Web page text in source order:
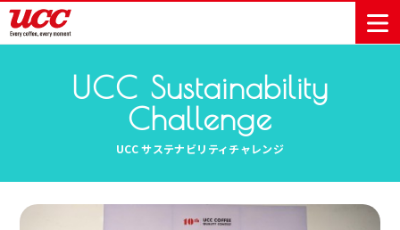
レギュラーコ
おでかけ・イベント情報一覧
Sustainability
サステナビ
自然を豊かに
直営農園
ハワイ
会社案内
トップメッ
セージ
事業内容
コーヒー関
UCCの活動
サステナビ
UCC Sustainability
Challenge
UCC サステナビリティチャレンジ